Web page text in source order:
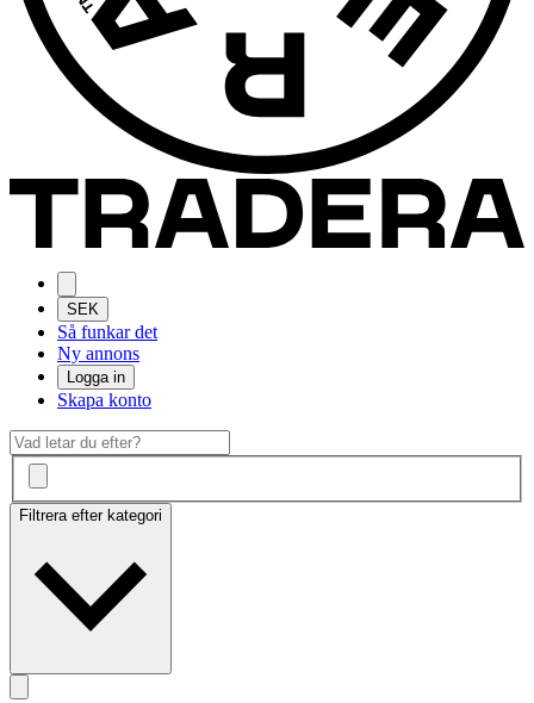
SEK
Så funkar det
Ny annons
Logga in
Skapa konto
Filtrera efter kategori